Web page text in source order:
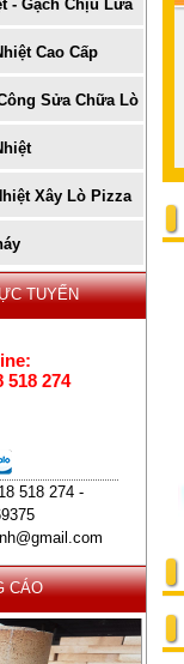
- Gạch Chịu Lửa
Cao Cấp
Sửa Chữa Lò
Xây Lò Pizza
TUYẾN
518 274
518 274 -
CÁO